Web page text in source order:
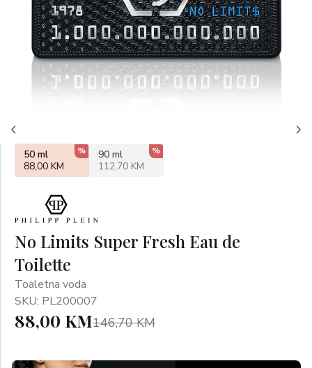
No Limits Super Fresh Eau de
Toilette
Toaletna voda
SKU: PL200007
88,00 KM146,70 KM
50 ml
88,00 KM
%
90 ml
112,70 KM
%